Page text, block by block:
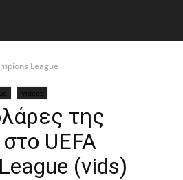
League
Videos
της
UEFA
(vids)